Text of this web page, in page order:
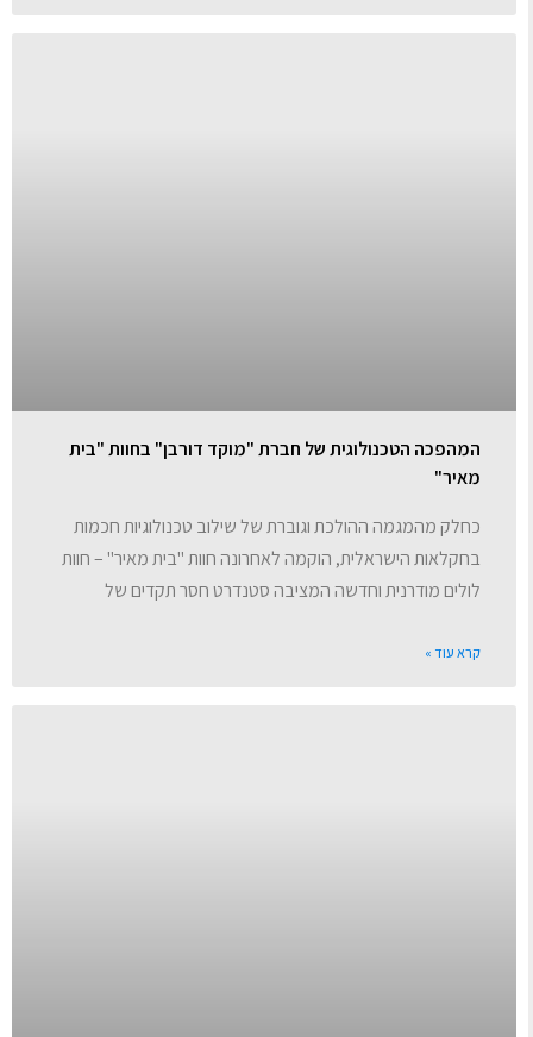
המהפכה הטכנולוגית של חברת "מוקד דורבן" בחוות "בית
מאיר"
כחלק מהמגמה ההולכת וגוברת של שילוב טכנולוגיות חכמות
בחקלאות הישראלית, הוקמה לאחרונה חוות "בית מאיר" – חוות
לולים מודרנית וחדשה המציבה סטנדרט חסר תקדים של
קרא עוד »